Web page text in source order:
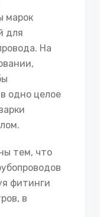
марок
для
На
одно целое
тем, что
фитинги
в